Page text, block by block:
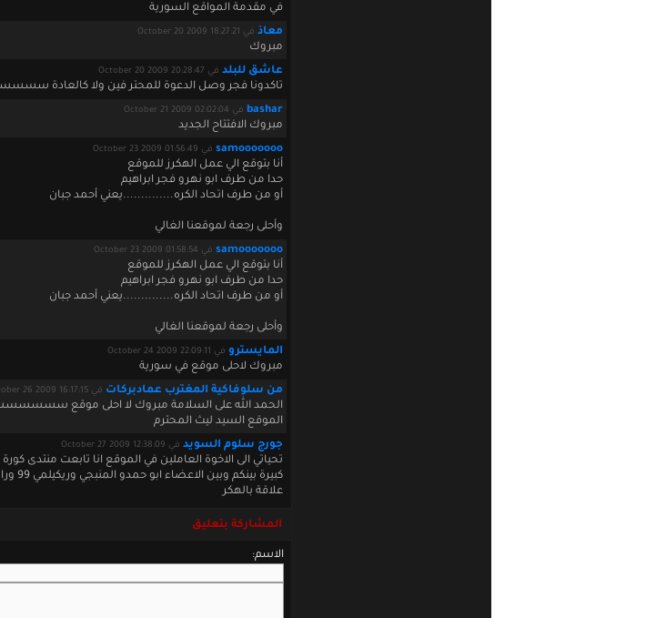
في مقدمة المواقع السورية
معاذ في October 20 2009 18:27:21
مبروك
عاشق للبلد في October 20 2009 20:28:47
تاكدونا فجر وصل الدعوة للمحتر فين ولا كالعادة
bashar في October 21 2009 02:02:04
مبروك الافتتاح الجديد
samooooooo في October 23 2009 01:56:49
أنا بتوقع الي عمل الهكرز للموقع
حدا من طرف ابو نهرو فجر ابراهيم
أو من طرف اتحاد الكره..............يعني أحمد جبان
وأحلى رجعة لموقعنا الغالي
samooooooo في October 23 2009 01:58:54
أنا بتوقع الي عمل الهكرز للموقع
حدا من طرف ابو نهرو فجر ابراهيم
أو من طرف اتحاد الكره..............يعني أحمد جبان
وأحلى رجعة لموقعنا الغالي
المايسترو في October 24 2009 22:09:11
مبروك لاحلى موقع في سورية
من سلوفاكية المغترب عمادبركات في October 26 2009 16:17:15
الحمد الله على السلامة مبروك لا احلى موقع
الموقع السيد ليث المحترم
جورج سلوم السويد في October 27 2009 12:38:09
تحياتي الى الاخوة العاملين في الموقع انا تابعت منتدى
علاقة بالهكر
المشاركة بتعليق
الاسم: